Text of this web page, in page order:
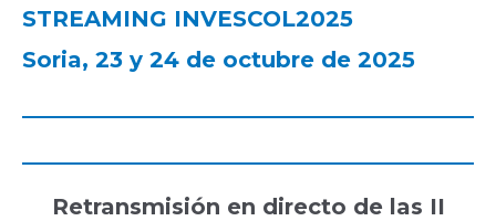
STREAMING INVESCOL2025
Soria, 23 y 24 de octubre de 2025
Retransmisión en directo de las II